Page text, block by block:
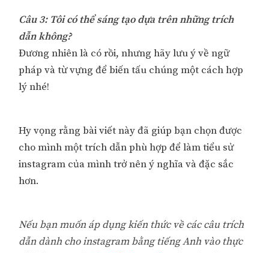
Câu 3: Tôi có thể sáng tạo dựa trên những trích
dẫn không?
Đương nhiên là có rồi, nhưng hãy lưu ý về ngữ
pháp và từ vựng để biến tấu chúng một cách hợp
lý nhé!
Hy vọng rằng bài viết này đã giúp bạn chọn được
cho mình một trích dẫn phù hợp để làm tiểu sử
instagram của mình trở nên ý nghĩa và đặc sắc
hơn.
Nếu bạn muốn áp dụng kiến thức về các câu trích
dẫn dành cho instagram bằng tiếng Anh vào thực